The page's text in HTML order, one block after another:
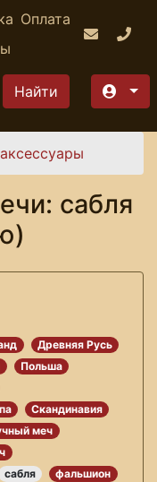
Оплата
сабля
Древняя Русь
Польша
Скандинавия
меч
сабля
фальшион